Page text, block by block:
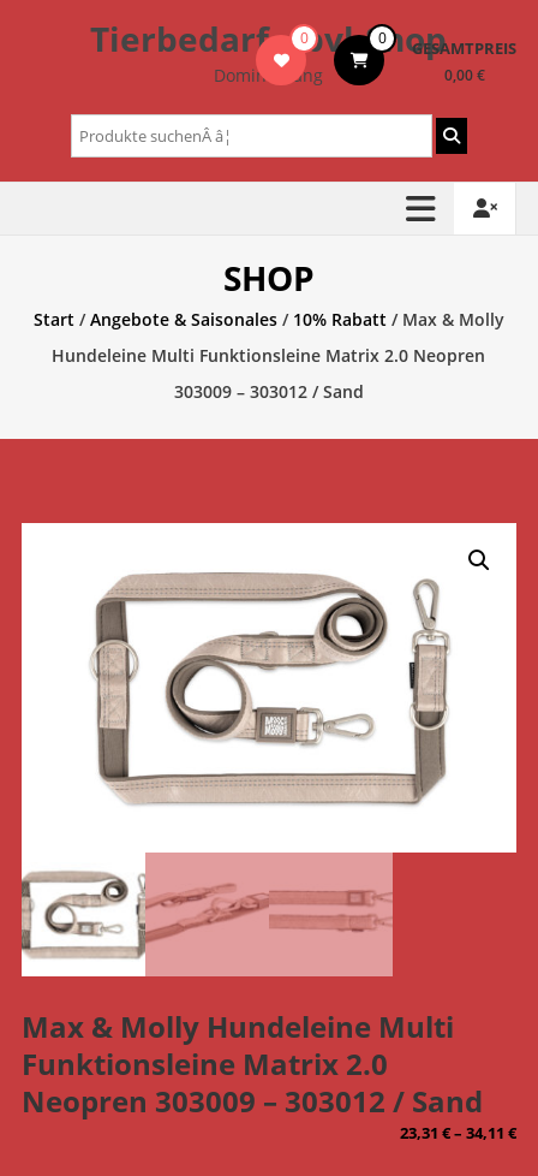
Tierbedarf – bvl-Shop
Dominik Lang
0 0 GESAMTPREIS
0,00 €
Suchen
nach:
SHOP
Start/Angebote & Saisonales/ 10% Rabatt/ Max & Molly
Hundeleine Multi Funktionsleine Matrix 2.0 Neopren
303009 – 303012 / Sand
Max & Molly Hundeleine Multi
Funktionsleine Matrix 2.0
Neopren 303009 – 303012 / Sand
23,31€–34,11€